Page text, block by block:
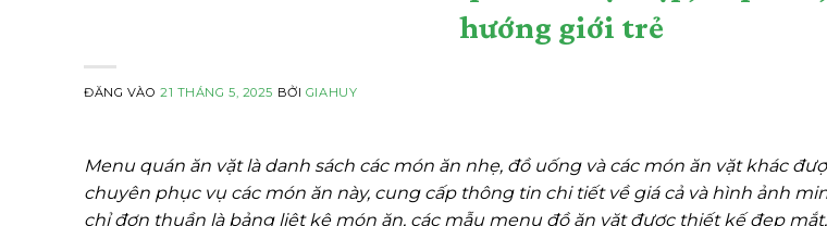
hướng giới trẻ
ĐĂNG VÀO21 THÁNG 5, 2025 BỞI GIAHUY
Menu quán ăn vặt là danh sách các món ăn nhẹ, đồ uống và các món ăn vặt khác
chuyên phục vụ các món ăn này, cung cấp thông tin chi tiết về giá cả và hình ảnh
chỉ đơn thuần là bảng liệt kê món ăn, các mẫu menu đồ ăn vặt được thiết kế đẹp